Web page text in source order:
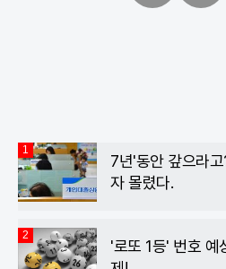
1
7년'동안 갚으라
자 몰렸다.
2
'로또 1등' 번호 예